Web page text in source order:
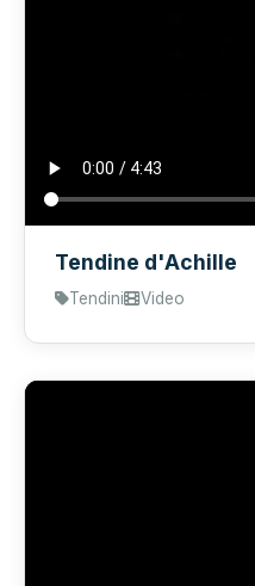
Tendine d'Achille
Tendini Video